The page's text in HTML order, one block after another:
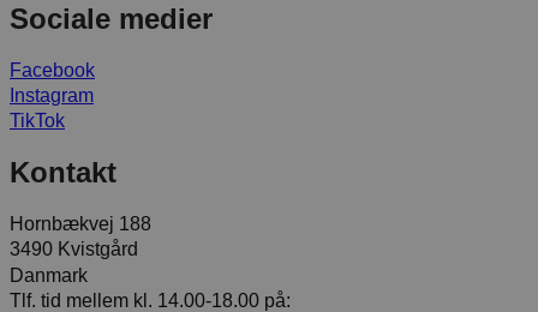
Sociale medier
Facebook
Instagram
TikTok
Kontakt
Hornbækvej 188
3490 Kvistgård
Danmark
Tlf. tid mellem kl. 14.00-18.00 på: